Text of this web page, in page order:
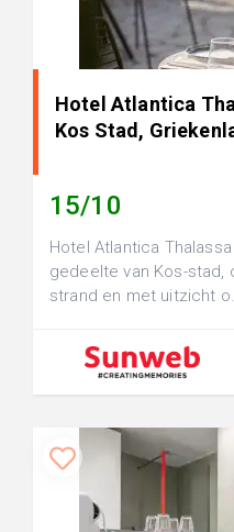
Hotel Atlantica
Kos Stad,
15/10
Hotel Atlantica
gedeelte van Kos-stad,
strand en met uitzicht